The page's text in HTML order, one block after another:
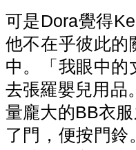
可是Dora覺得
他不在乎彼此的
中。「我眼中的
去張羅嬰兒用品
量龐大的BB衣
了門，便按門